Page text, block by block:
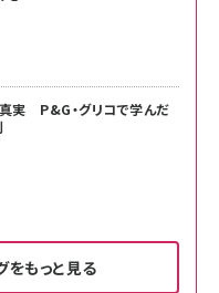
実 P&G・グリコで学んだ
もっと見る